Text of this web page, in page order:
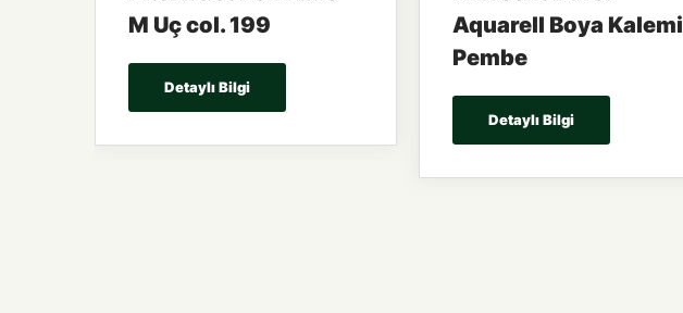
M Uç col. 199
Detaylı Bilgi
Aquarell Boya Kalemi
Pembe
Detaylı Bilgi